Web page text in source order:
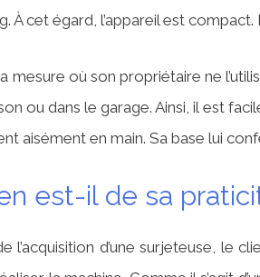
À cet égard, l’appareil est compact.
mesure où son propriétaire ne
ou dans le garage. Ainsi, il est
aisément en main. Sa base lui
est-il de sa
l’acquisition d’une surjeteuse, le